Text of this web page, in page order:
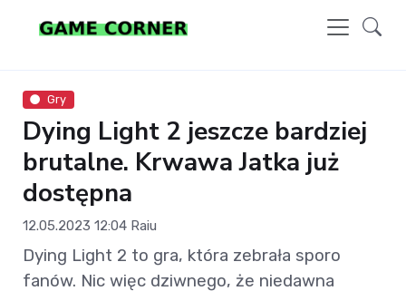
Gry
Dying Light 2 jeszcze bardziej
brutalne. Krwawa Jatka już
dostępna
12.05.2023 12:04 Raiu
Dying Light 2 to gra, która zebrała sporo
fanów. Nic więc dziwnego, że niedawna